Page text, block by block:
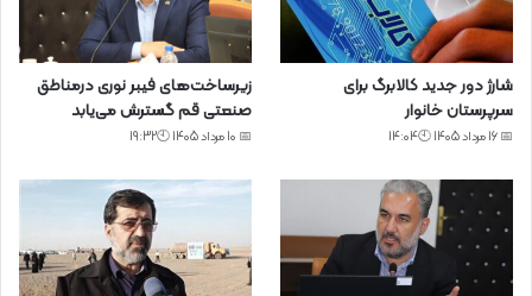
شارژ دور جدید کالابرگ برای
سرپرستان خانوار
📅 16 مرداد 1405 🕙14:04
زیرساخت‌های فیبر نوری درمناطق
صنعتی قم گسترش می‌یابد
📅 10 مرداد 1405 🕙19:32